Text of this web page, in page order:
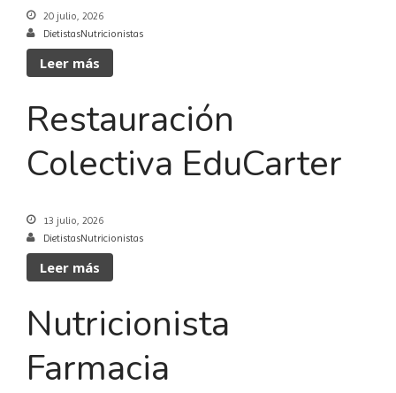
20 julio, 2026
DietistasNutricionistas
Leer más
Restauración
Colectiva EduCarter
13 julio, 2026
DietistasNutricionistas
Leer más
Nutricionista
Farmacia